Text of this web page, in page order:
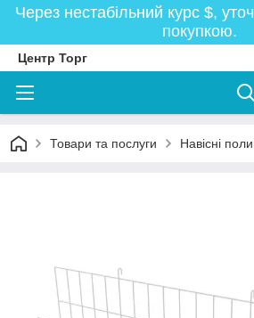
Через нестабільний курс $,
покупкою.
Центр Торг
Товари та послуги Навісні